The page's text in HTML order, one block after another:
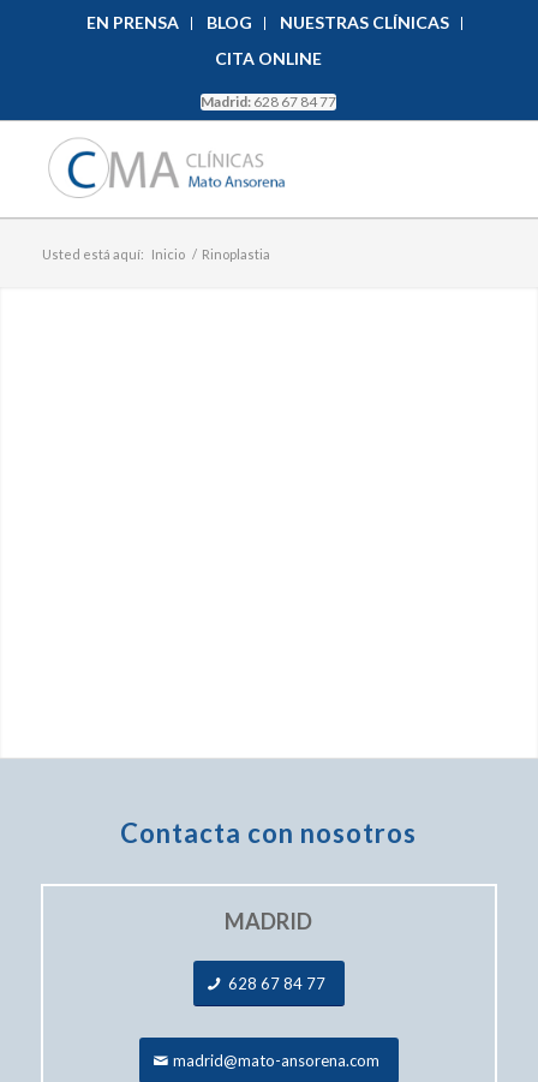
EN PRENSA BLOG
NUESTRAS CLÍNICAS
CITA ONLINE
Madrid: 628 67 84 77
Usted está aquí: Inicio / Rinoplastia
Contacta con nosotros
MADRID
628 67 84 77
madrid@mato-ansorena.com